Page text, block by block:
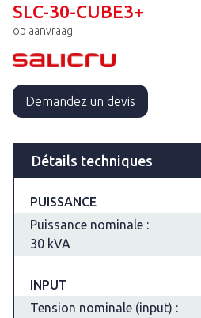
SLC-30-CUBE3+
op aanvraag
Demandez un devis
Détails techniques
PUISSANCE
Puissance nominale :
30 kVA
INPUT
Tension nominale (input) :